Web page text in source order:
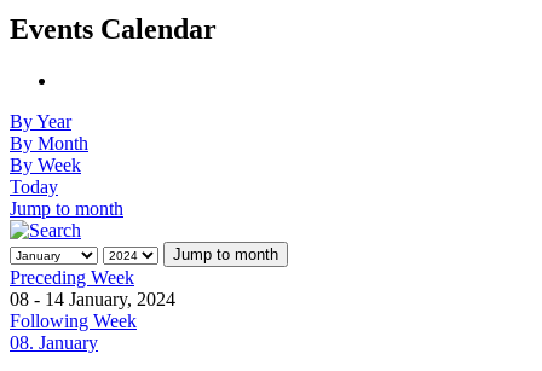
Events Calendar
By Year
By Month
By Week
Today
Jump to month
Jump to month
Preceding Week
08 - 14 January, 2024
Following Week
08. January